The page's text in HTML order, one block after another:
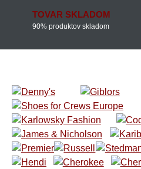
TOVAR SKLADOM
90% produktov skladom